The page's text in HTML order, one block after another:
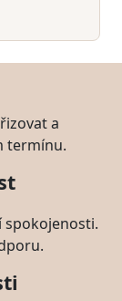
a
termínu.
spokojenosti.